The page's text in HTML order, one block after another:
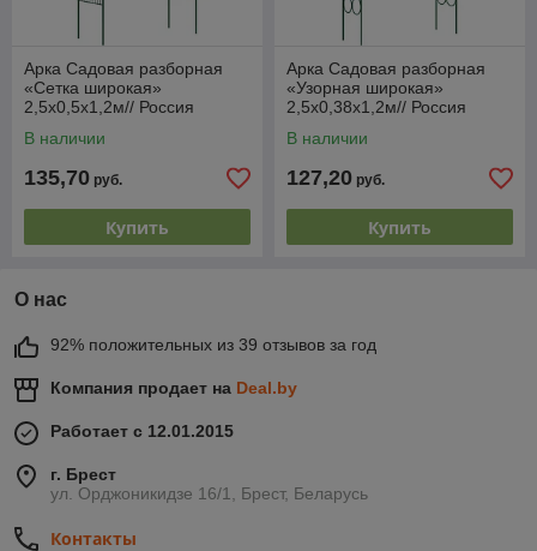
Арка Садовая разборная
«Сетка широкая»
2,5х0,5х1,2м// Россия
В наличии
135,70 руб.
Купить
Арка Садовая разборная
«Узорная широкая»
2,5х0,38х1,2м// Россия
В наличии
127,20 руб.
Купить
О нас
92% положительных из 39 отзывов за год
Компания продает на Deal.by
Работает с 12.01.2015
г. Брест
ул. Орджоникидзе 16/1, Брест, Беларусь
Контакты